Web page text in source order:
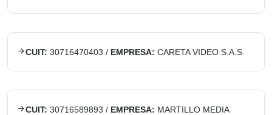
CUIT: 30716470403 / EMPRESA: CARETA VIDEO S.A.S.
CUIT: 30716589893 / EMPRESA: MARTILLO MEDIA